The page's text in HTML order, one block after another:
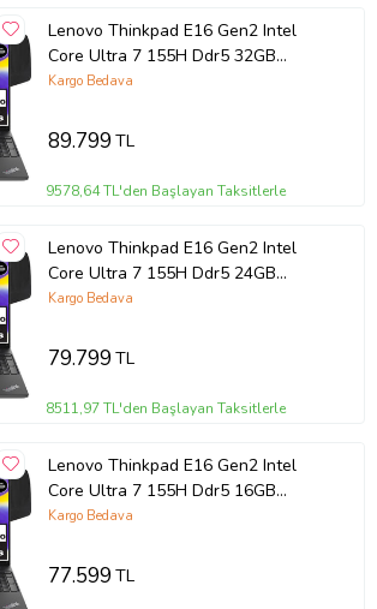
Lenovo Thinkpad E16 Gen2 Intel
Core Ultra 7 155H Ddr5 32GB
512GB SSD Intel® Aı Boost 16"
Taşınabilir Bilgisayar
Kargo Bedava
89.799TL
9578,64 TL'den Başlayan Taksitlerle
Lenovo Thinkpad E16 Gen2 Intel
Core Ultra 7 155H Ddr5 24GB
512GB SSD Intel® Aı Boost 16"
Taşınabilir Bilgisayar
Kargo Bedava
79.799TL
8511,97 TL'den Başlayan Taksitlerle
Lenovo Thinkpad E16 Gen2 Intel
Core Ultra 7 155H Ddr5 16GB
512GB SSD Intel® Aı Boost 16"
Taşınabilir Bilgisayar
Kargo Bedava
77.599TL